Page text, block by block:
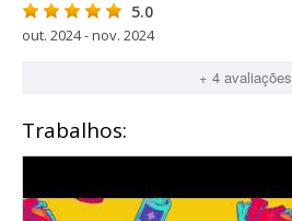
5.0
out. 2024 - nov. 2024
+ 4 avaliações
Trabalhos: